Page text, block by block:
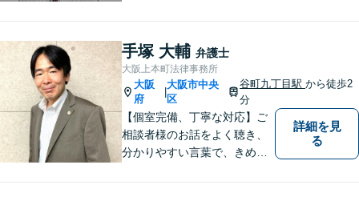
婚・相続といった身の回りの
トラブルから、刑事・詐欺、
公害・行政事件まであらゆる
問題のご相談を承ります。小
さな悩み事でもお気軽にお問
合わせください。
手塚 大輔 弁護士
大阪上本町法律事務所
大阪
府
|
大阪市中央
区
谷町九丁目駅から徒歩2
分
【個室完備、丁寧な対応】ご
相談者様のお話をよく聴き、
分かりやすい言葉で、きめ細
ております。相談にお越しい
詳細を見
る